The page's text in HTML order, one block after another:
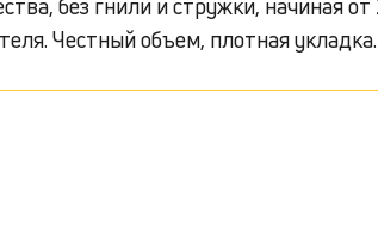
без гнили и стружки, начиная
Честный объем, плотная